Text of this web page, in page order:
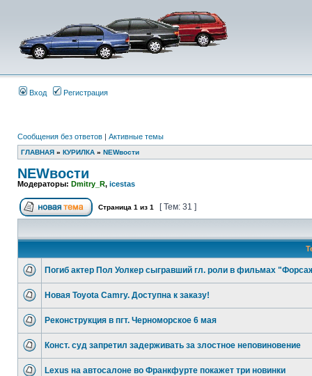
Вход Регистрация
Сообщения без ответов | Активные темы
ГЛАВНАЯ » КУРИЛКА » NEWвости
NEWвости
Модераторы: Dmitry_R, icestas
Страница 1 из 1 [ Тем: 31 ]
Погиб актер Пол Уолкер сыгравший гл. роли в фильмах
Новая Toyota Camry. Доступна к заказу!
Реконструкция в пгт. Черноморское 6 мая
Конст. суд запретил задерживать за злостное неповиновение
Lexus на автосалоне во Франкфурте покажет три новинки